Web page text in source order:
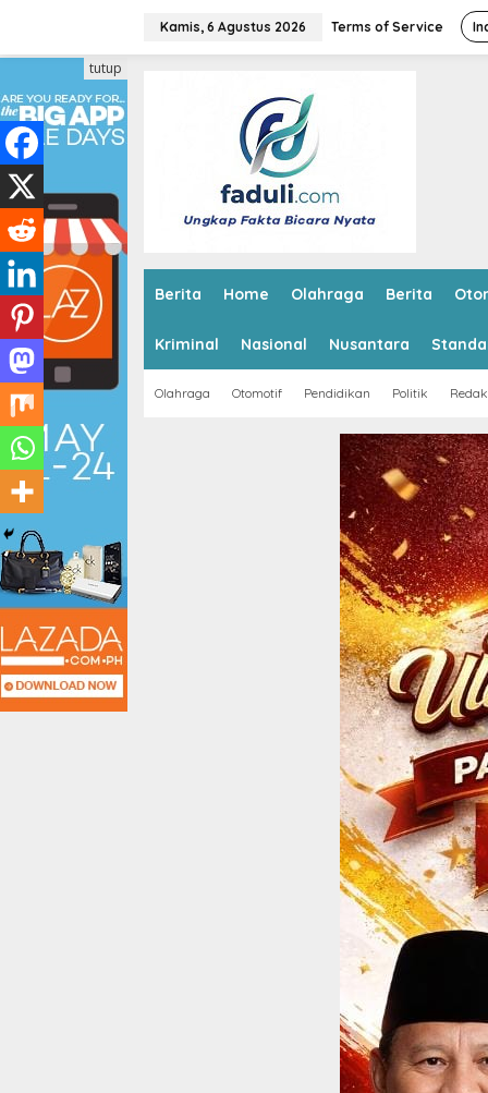
i
k
e
k
n
n
Kamis, 6 Agustus 2026 Terms of Service
Berita Home Olahraga Berita
Kriminal Nasional Nusantara
Olahraga Otomotif Pendidikan Politik
tutup